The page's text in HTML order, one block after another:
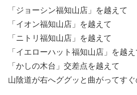
「ジョーシン福知山店」を越えて
「イオン福知山店」を越えて
「ニトリ福知山店」を越えて
「イエローハット福知山店」を越え
「かしの木台」交差点を越えて
山陰道が右へググッと曲がってすぐ